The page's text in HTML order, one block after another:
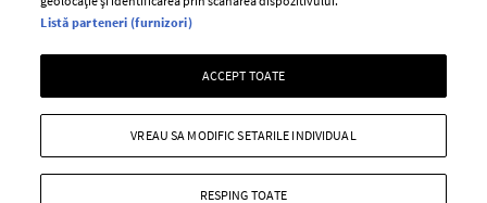
Pariază responsabil! Decizia ONJN nr. 821/25.09.2025.
Jocurile de noroc sunt interzise minorilor.
Copyright © 2026 Ringier Romania SRL
Listă parteneri (furnizori)
ACCEPT TOATE
RESPING TOATE
VREAU SA MODIFIC SETARILE INDIVIDUAL